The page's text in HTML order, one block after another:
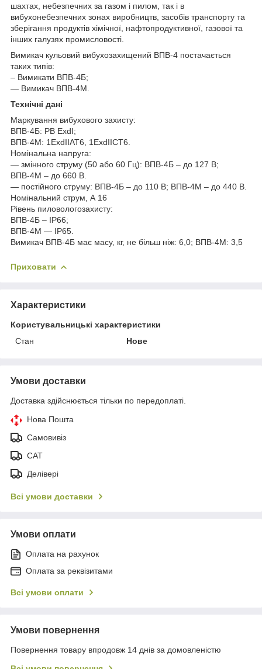
шахтах, небезпечних за газом і пилом, так і в
вибухонебезпечних зонах виробництв, засобів транспорту та
зберігання продуктів хімічної, нафтопродуктивної, газової та
інших галузях промисловості.
Вимикач кульовий вибухозахищений ВПВ-4 постачається
таких типів:
– Вимикати ВПВ-4Б;
— Вимикач ВПВ-4М.
Технічні дані
Маркування вибухового захисту:
ВПВ-4Б: РВ ExdI;
ВПВ-4М: 1ЕхdIIАТ6, 1ExdIIСТ6.
Номінальна напруга:
— змінного струму (50 або 60 Гц): ВПВ-4Б – до 127 В;
ВПВ-4М – до 660 В.
— постійного струму: ВПВ-4Б – до 110 В; ВПВ-4М – до 440 В.
Номінальний струм, А 16
Рівень пиловологозахисту:
ВПВ-4Б – IP66;
ВПВ-4М — IP65.
Вимикач ВПВ-4Б має масу, кг, не більш ніж: 6,0; ВПВ-4М: 3,5
Приховати
Характеристики
Користувальницькі характеристики
Стан
Нове
Умови доставки
Доставка здійснюється тільки по передоплаті.
Нова Пошта
Самовивіз
САТ
Делівері
Всі умови доставки
Умови оплати
Оплата на рахунок
Оплата за реквізитами
Всі умови оплати
Умови повернення
Повернення товару впродовж 14 днів за домовленістю